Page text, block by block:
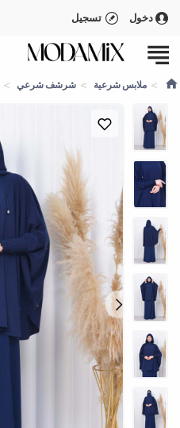
دخول تسجيل
ملابس شرعية شرشف شرعي